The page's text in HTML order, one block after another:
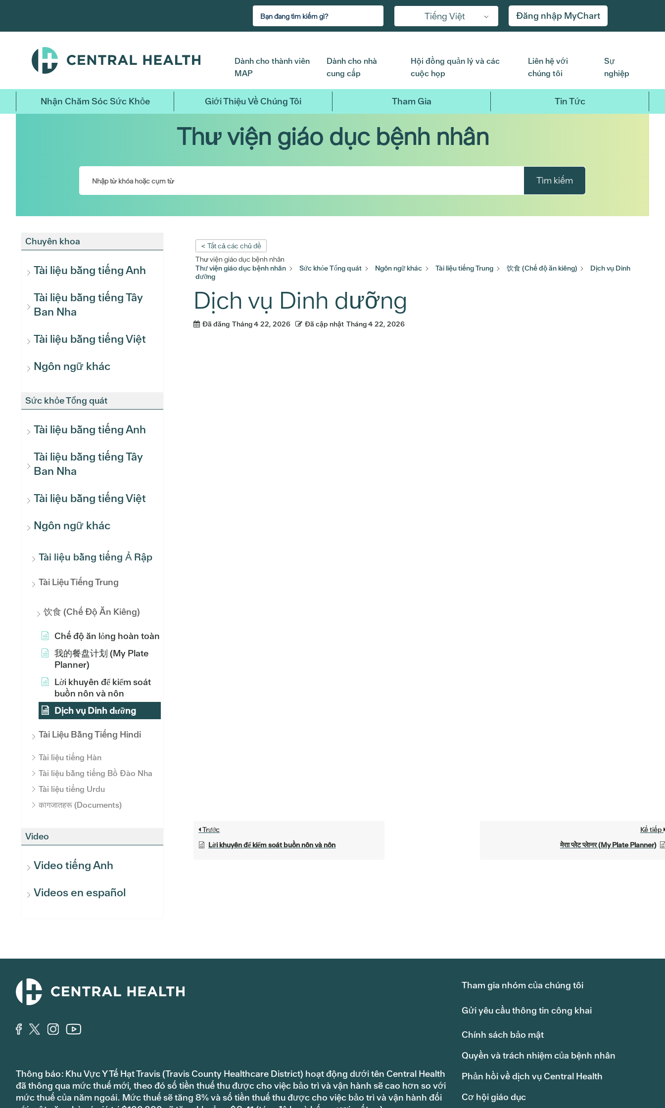
nội
chính
Tiếng Việt Đăng nhập MyChart
Dành cho thành viên
MAP
Dành cho nhà
cung cấp
Hội đồng quản lý và các
cuộc họp
Liên hệ với
chúng tôi
Sự
nghiệp
Nhận Chăm Sóc Sức Khỏe Giới Thiệu Về Chúng Tôi Tham Gia Tin Tức
Thư viện giáo dục bệnh nhân
Tìm kiếm
Chuyên khoa
Tài liệu bằng tiếng Anh
Tài liệu bằng tiếng Tây
Ban Nha
Tài liệu bằng tiếng Việt
Ngôn ngữ khác
Sức khỏe Tổng quát
Tài liệu bằng tiếng Anh
Tài liệu bằng tiếng Tây
Ban Nha
Tài liệu bằng tiếng Việt
Ngôn ngữ khác
Tài liệu bằng tiếng Ả Rập
Tài Liệu Tiếng Trung
饮食 (Chế Độ Ăn Kiêng)
Chế độ ăn lỏng hoàn toàn
我的餐盘计划 (My Plate
Planner)
Lời khuyên để kiểm soát
buồn nôn và nôn
Dịch vụ Dinh dưỡng
Tài Liệu Bằng Tiếng Hindi
Tài liệu tiếng Hàn
Tài liệu bằng tiếng Bồ Đào Nha
Tài liệu tiếng Urdu
कागजातहरू (Documents)
Video
Video tiếng Anh
Videos en español
< Tất cả các chủ đề
Thư viện giáo dục bệnh nhân
Thư viện giáo dục bệnh nhân
Sức khỏe Tổng quát Ngôn ngữ khác Tài liệu tiếng Trung 饮食 (Chế độ ăn kiêng)
Dịch vụ Dinh
dưỡng
Dịch vụ Dinh dưỡng
Đã đăng Tháng 4 22, 2026 Đã cập nhật Tháng 4 22, 2026
Trước
Lời khuyên để kiểm soát buồn nôn và nôn
Kế tiếp
मेेराा प्लेेट प्लेानर (My Plate Planner)
Thông báo: Khu Vực Y Tế Hạt Travis (Travis County Healthcare District) hoạt động dưới tên Central Health
đã thông qua mức thuế mới, theo đó số tiền thuế thu được cho việc bảo trì và vận hành sẽ cao hơn so với
mức thuế của năm ngoái. Mức thuế sẽ tăng 8% và số tiền thuế thu được cho việc bảo trì và vận hành đối
Tham gia nhóm của chúng tôi
Gửi yêu cầu thông tin công khai
Chính sách bảo mật
Quyền và trách nhiệm của bệnh nhân
Phản hồi về dịch vụ Central Health
Cơ hội giáo dục